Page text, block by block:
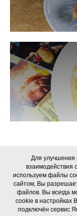
Для улучшения
взаимодействия
используем файлы
сайтом, Вы
файлов. Вы всегда
cookie в настройках
подключён сервис
сбора
Индивидуальный
ИНН: